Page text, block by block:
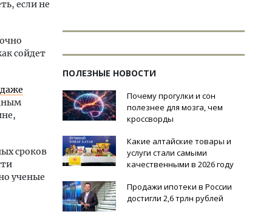
если не
сойдет
сроков
ученые
ПОЛЕЗНЫЕ НОВОСТИ
Почему прогулки и сон
полезнее для мозга, чем
кроссворды
Какие алтайские товары и
услуги стали самыми
качественными в 2026 году
Продажи ипотеки в России
достигли 2,6 трлн рублей